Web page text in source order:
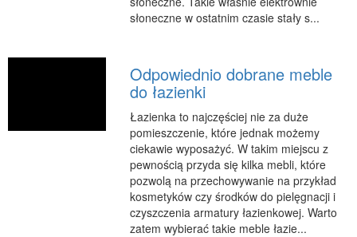
słoneczne w ostatnim czasie stały s...
Odpowiednio dobrane meble
do łazienki
Łazienka to najczęściej nie za duże
pomieszczenie, które jednak możemy
ciekawie wyposażyć. W takim miejscu z
pewnością przyda się kilka mebli, które
pozwolą na przechowywanie na przykład
kosmetyków czy środków do pielęgnacji i
czyszczenia armatury łazienkowej. Warto
zatem wybierać takie meble łazie...